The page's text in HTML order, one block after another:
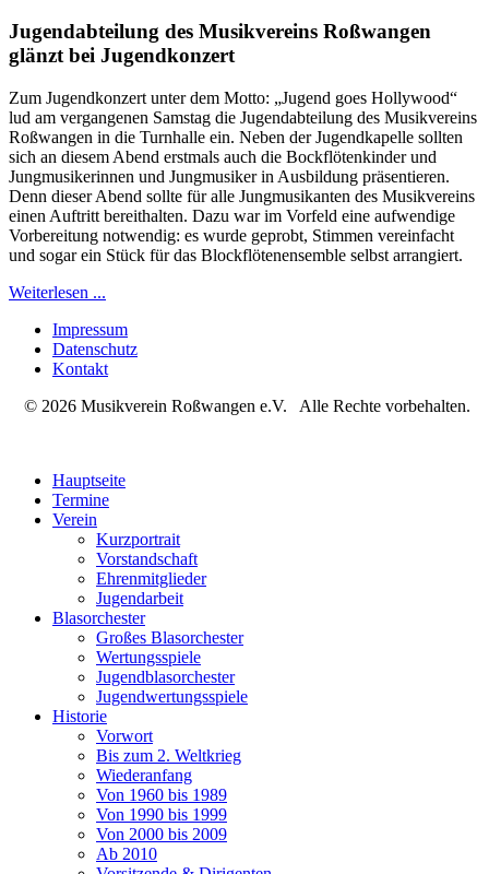
Jugendabteilung des Musikvereins Roßwangen
glänzt bei Jugendkonzert
Zum Jugendkonzert unter dem Motto: „Jugend goes Hollywood“
lud am vergangenen Samstag die Jugendabteilung des Musikvereins
Roßwangen in die Turnhalle ein. Neben der Jugendkapelle sollten
sich an diesem Abend erstmals auch die Bockflötenkinder und
Jungmusikerinnen und Jungmusiker in Ausbildung präsentieren.
Denn dieser Abend sollte für alle Jungmusikanten des Musikvereins
einen Auftritt bereithalten. Dazu war im Vorfeld eine aufwendige
Vorbereitung notwendig: es wurde geprobt, Stimmen vereinfacht
und sogar ein Stück für das Blockflötenensemble selbst arrangiert.
Weiterlesen ...
Impressum
Datenschutz
Kontakt
© 2026 Musikverein Roßwangen e.V. Alle Rechte vorbehalten.
Hauptseite
Termine
Verein
Kurzportrait
Vorstandschaft
Ehrenmitglieder
Jugendarbeit
Blasorchester
Großes Blasorchester
Wertungsspiele
Jugendblasorchester
Jugendwertungsspiele
Historie
Vorwort
Bis zum 2. Weltkrieg
Wiederanfang
Von 1960 bis 1989
Von 1990 bis 1999
Von 2000 bis 2009
Ab 2010